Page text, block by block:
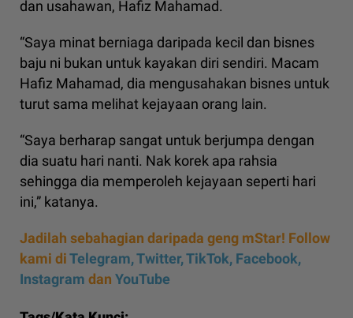
dan usahawan, Hafiz Mahamad.
“Saya minat berniaga daripada kecil dan bisnes
baju ni bukan untuk kayakan diri sendiri. Macam
Hafiz Mahamad, dia mengusahakan bisnes untuk
turut sama melihat kejayaan orang lain.
“Saya berharap sangat untuk berjumpa dengan
dia suatu hari nanti. Nak korek apa rahsia
sehingga dia memperoleh kejayaan seperti hari
ini,” katanya.
Jadilah sebahagian daripada geng mStar! Follow
kami diTelegram,Twitter,TikTok, Facebook,
Instagram dan YouTube